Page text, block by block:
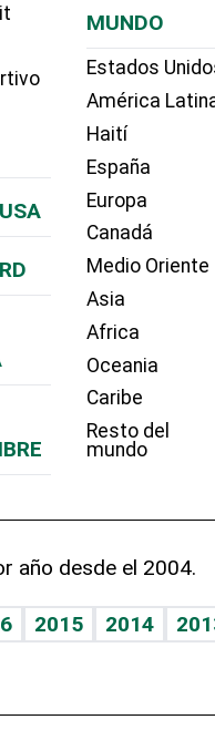
MUNDO
Estados
América
Haití
España
Europa
Canadá
Medio Oriente
Asia
Africa
Oceania
Caribe
Resto del
mundo
año desde el 2004.
2015 2014